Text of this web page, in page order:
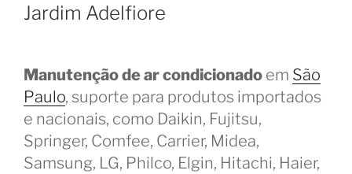
Jardim Adelfiore
Manutenção de ar condicionado em São
Paulo, suporte para produtos importados
e nacionais, como Daikin, Fujitsu,
Springer, Comfee, Carrier, Midea,
Samsung, LG, Philco, Elgin, Hitachi, Haier,